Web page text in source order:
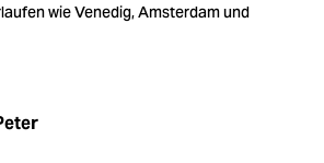
wie Venedig, Amsterdam und